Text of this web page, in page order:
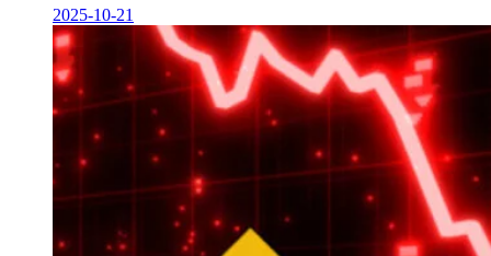
2025-10-21